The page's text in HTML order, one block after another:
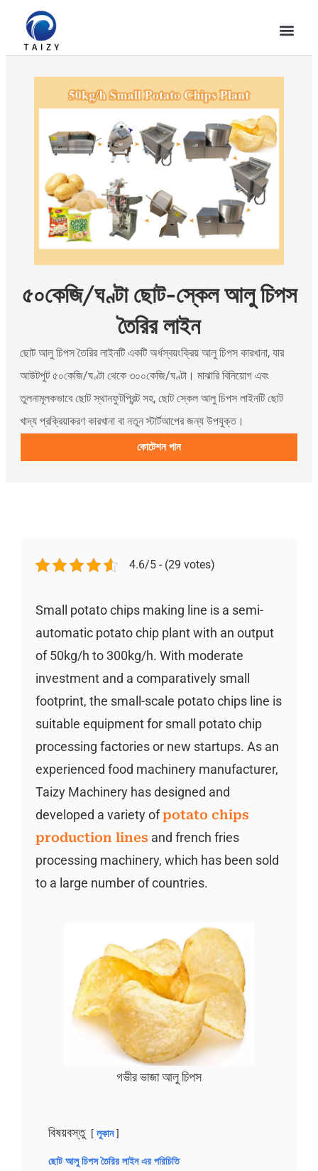
৫০কেজি/ঘণ্টা ছোট-স্কেল আলু চিপস
তৈরির লাইন
ছোট আলু চিপস তৈরির লাইনটি একটি অর্ধস্বয়ংক্রিয় আলু চিপস কারখানা, যার
আউটপুট ৫০কেজি/ঘণ্টা থেকে ৩০০কেজি/ঘণ্টা। মাঝারি বিনিয়োগ এবং
তুলনামূলকভাবে ছোট স্থানফুটপ্রিন্ট সহ, ছোট স্কেল আলু চিপস লাইনটি ছোট
খাদ্য প্রক্রিয়াকরণ কারখানা বা নতুন স্টার্টআপের জন্য উপযুক্ত।
কোটেশন পান
4.6/5 - (29 votes)
Small potato chips making line is a semi-
automatic potato chip plant with an output
of 50kg/h to 300kg/h. With moderate
investment and a comparatively small
footprint, the small-scale potato chips line is
suitable equipment for small potato chip
processing factories or new startups. As an
experienced food machinery manufacturer,
Taizy Machinery has designed and
developed a variety ofpotato chips
production lines and french fries
processing machinery, which has been sold
to a large number of countries.
গভীর ভাজা আলু চিপস
বিষয়বস্তু লুকান
ছোট আলু চিপস তৈরির লাইন এর পরিচিতি